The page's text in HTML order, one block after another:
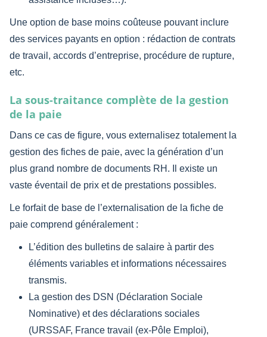
Une option de base moins coûteuse pouvant inclure
des services payants en option : rédaction de contrats​
de travail, accords d’entreprise, procédure de rupture,
etc.
La sous-traitance complète de la gestion
de la paie
Dans ce cas de figure, vous externalisez totalement la
gestion des fiches de paie, avec la génération d’un
plus grand nombre de documents RH. Il existe un
vaste éventail de prix et de prestations possibles.
Le forfait de base de l’externalisation de la fiche de
paie comprend généralement :
L’édition des bulletins de salaire à partir des
éléments variables et informations nécessaires
transmis.
La gestion des DSN (Déclaration Sociale
Nominative) et des déclarations sociales​
(URSSAF, France travail (ex-Pôle Emploi),